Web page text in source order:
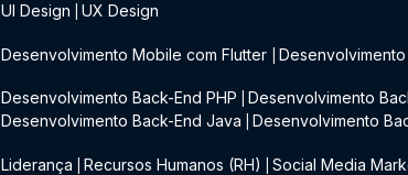
UI Design UX Design
Desenvolvimento Mobile com Flutter
Desenvolvimento Back-End PHP Desenvolvimento
Desenvolvimento Back-End Java Desenvolvimento
Liderança Recursos Humanos (RH) Social Media